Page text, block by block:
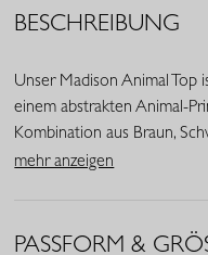
BESCHREIBUNG
Unser Madison Animal Top
einem abstrakten Animal-
Kombination aus Braun,
Wärme, während der
mehr anzeigen
PASSFORM &